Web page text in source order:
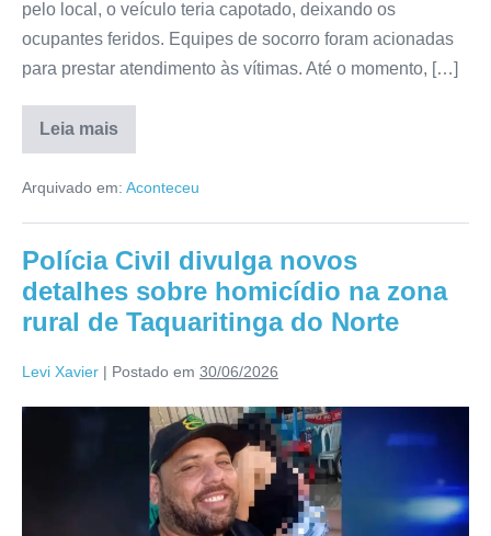
pelo local, o veículo teria capotado, deixando os
ocupantes feridos. Equipes de socorro foram acionadas
para prestar atendimento às vítimas. Até o momento, […]
Leia mais
Arquivado em: Aconteceu
Polícia Civil divulga novos
detalhes sobre homicídio na zona
rural de Taquaritinga do Norte
Levi Xavier | Postado em 30/06/2026